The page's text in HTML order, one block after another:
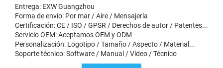
Entrega: EXW Guangzhou
Forma de envío: Por mar / Aire / Mensajería
Certificación: CE / ISO / GPSR / Derechos de autor / Patentes...
Servicio OEM: Aceptamos OEM y ODM
Personalización: Logotipo / Tamaño / Aspecto / Material...
Soporte técnico: Software / Manual / Vídeo / Técnico